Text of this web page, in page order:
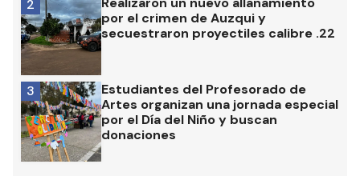
por el crimen de Auzqui y
secuestraron proyectiles calibre .22
2
Estudiantes del Profesorado de
Artes organizan una jornada especial
por el Día del Niño y buscan
donaciones
3